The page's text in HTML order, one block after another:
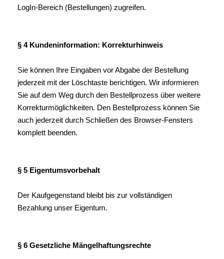
LogIn-Bereich (Bestellungen) zugreifen.
§ 4 Kundeninformation: Korrekturhinweis
Sie können Ihre Eingaben vor Abgabe der Bestellung
jederzeit mit der Löschtaste berichtigen. Wir informieren
Sie auf dem Weg durch den Bestellprozess über weitere
Korrekturmöglichkeiten. Den Bestellprozess können Sie
auch jederzeit durch Schließen des Browser-Fensters
komplett beenden.
§ 5 Eigentumsvorbehalt
Der Kaufgegenstand bleibt bis zur vollständigen
Bezahlung unser Eigentum.
§ 6 Gesetzliche Mängelhaftungsrechte